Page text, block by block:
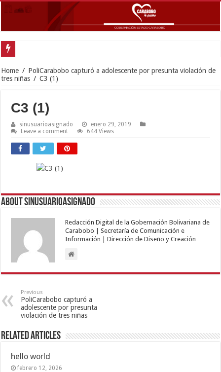
Home / PoliCarabobo capturó a adolescente por presunta violación de
tres niñas / C3 (1)
C3 (1)
sinusuarioasignado
enero 29, 2019
Leave a comment
644 Views
About sinusuarioasignado
Redacción Digital de la Gobernación Bolivariana de
Carabobo | Secretaría de Comunicación e
Información | Dirección de Diseño y Creación
Previous
PoliCarabobo capturó a
adolescente por presunta
violación de tres niñas
Related Articles
hello world
febrero 12, 2026